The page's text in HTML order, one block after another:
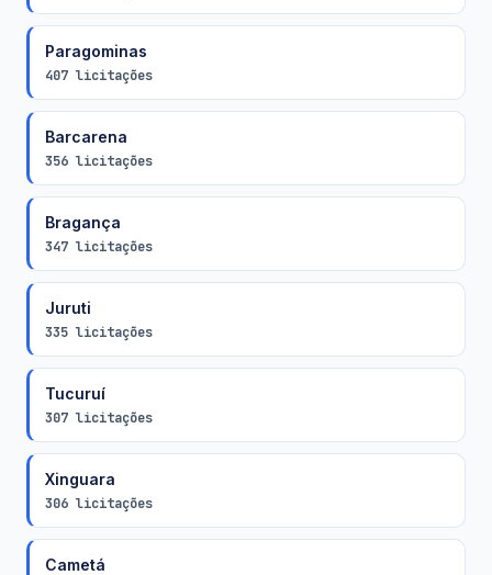
Paragominas
407 licitações
Barcarena
356 licitações
Bragança
347 licitações
Juruti
335 licitações
Tucuruí
307 licitações
Xinguara
306 licitações
Cametá